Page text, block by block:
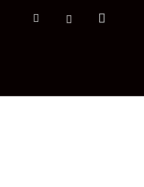
Hledat Přihlášení